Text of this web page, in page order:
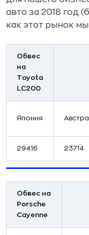
авто за 2018 год
как этот рынок
Обвес
на
Toyota
LC200
Япония
29416 23714
Обвес на
Porsche
Cayenne